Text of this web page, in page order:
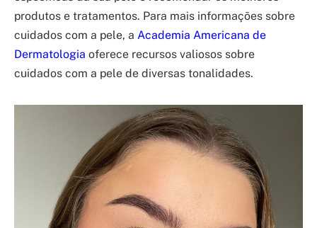
produtos e tratamentos. Para mais informações sobre
cuidados com a pele, a Academia Americana de
Dermatologia oferece recursos valiosos sobre
cuidados com a pele de diversas tonalidades.